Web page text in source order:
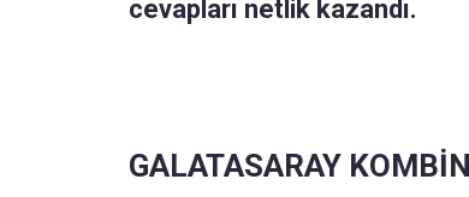
cevapları netlik kazandı.
GALATASARAY